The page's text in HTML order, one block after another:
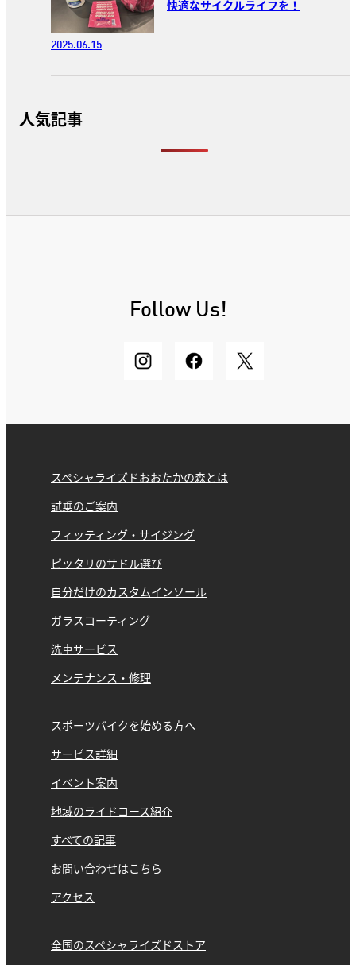
快適なサイクルライフを！
2025.06.15
人気記事
Follow Us!
スペシャライズドおおたかの森とは
試乗のご案内
フィッティング・サイジング
ピッタリのサドル選び
自分だけのカスタムインソール
ガラスコーティング
洗車サービス
メンテナンス・修理
スポーツバイクを始める方へ
サービス詳細
イベント案内
地域のライドコース紹介
すべての記事
お問い合わせはこちら
アクセス
全国のスペシャライズドストア